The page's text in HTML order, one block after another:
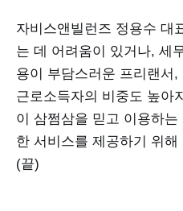
자비스앤빌런즈 정용수 대
는 데 어려움이 있거나, 세
용이 부담스러운 프리랜서
근로소득자의 비중도 높아
이 삼쩜삼을 믿고 이용하
한 서비스를 제공하기 위해
(끝)